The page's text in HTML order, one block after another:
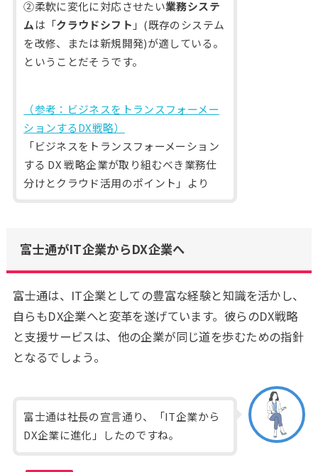
②柔軟に変化に対応させたい業務システ
ムは「クラウドシフト 」(既存のシステム
を改修、または新規開発)が適している。
ということだそうです。
（参考：ビジネスをトランスフォーメー
ションするDX戦略）
「ビジネスをトランスフォーメーション
する DX 戦略企業が取り組むべき業務仕
分けとクラウド活用のポイント」より
富士通がIT企業からDX企業へ
富士通は、IT企業としての豊富な経験と知識を活かし、
自らもDX企業へと変革を遂げています。彼らのDX戦略
と支援サービスは、他の企業が同じ道を歩むための指針
となるでしょう。
富士通は社長の宣言通り、「IT企業から
DX企業に進化」したのですね。